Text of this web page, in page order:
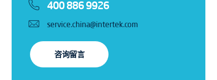
400 886 9926
service.china@intertek.com
咨询留言